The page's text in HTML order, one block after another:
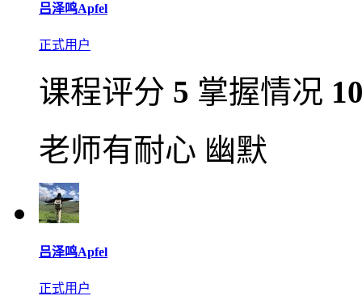
吕泽鸣Apfel
正式用户
课程评分 5 掌握情况
老师有耐心 幽默
吕泽鸣Apfel
正式用户